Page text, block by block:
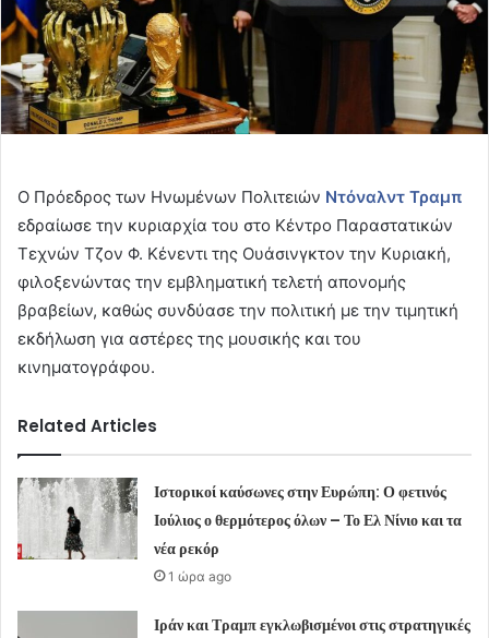
Ο Πρόεδρος των Ηνωμένων Πολιτειών Ντόναλντ Τραμπ
εδραίωσε την κυριαρχία του στο Κέντρο Παραστατικών
Τεχνών Τζον Φ. Κένεντι της Ουάσινγκτον την Κυριακή,
φιλοξενώντας την εμβληματική τελετή απονομής
βραβείων, καθώς συνδύασε την πολιτική με την τιμητική
εκδήλωση για αστέρες της μουσικής και του
κινηματογράφου.
Related Articles
Ιστορικοί καύσωνες στην Ευρώπη: Ο φετινός
Ιούλιος ο θερμότερος όλων – Το Ελ Νίνιο και τα
νέα ρεκόρ
1 ώρα ago
Ιράν και Τραμπ εγκλωβισμένοι στις στρατηγικές